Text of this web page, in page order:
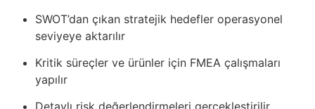
SWOT’dan çıkan stratejik hedefler operasyonel
seviyeye aktarılır
Kritik süreçler ve ürünler için FMEA çalışmaları
yapılır